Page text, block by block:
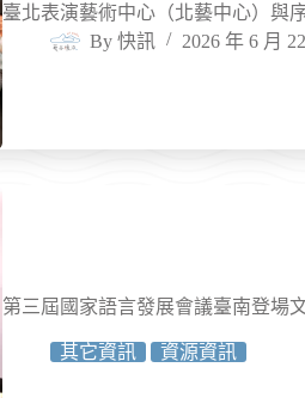
臺北表演藝術中心（北藝中心）與
By 快訊 2026 年 6 月
第三屆國家語言發展會議臺南登場
其它資訊 資源資訊